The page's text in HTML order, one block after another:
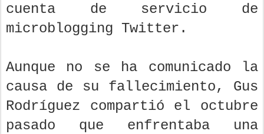
cuenta de servicio de
microblogging Twitter.
Aunque no se ha comunicado la
causa de su fallecimiento, Gus
Rodríguez compartió el octubre
pasado que enfrentaba una